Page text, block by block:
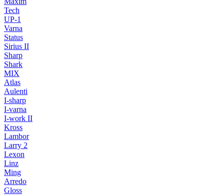
Tech
UP-1
Varna
Status
Sirius II
Sharp
Shark
MIX
Atlas
Aulenti
I-sharp
I-varna
I-work II
Kross
Lambor
Larry 2
Lexon
Linz
Ming
Arredo
Gloss